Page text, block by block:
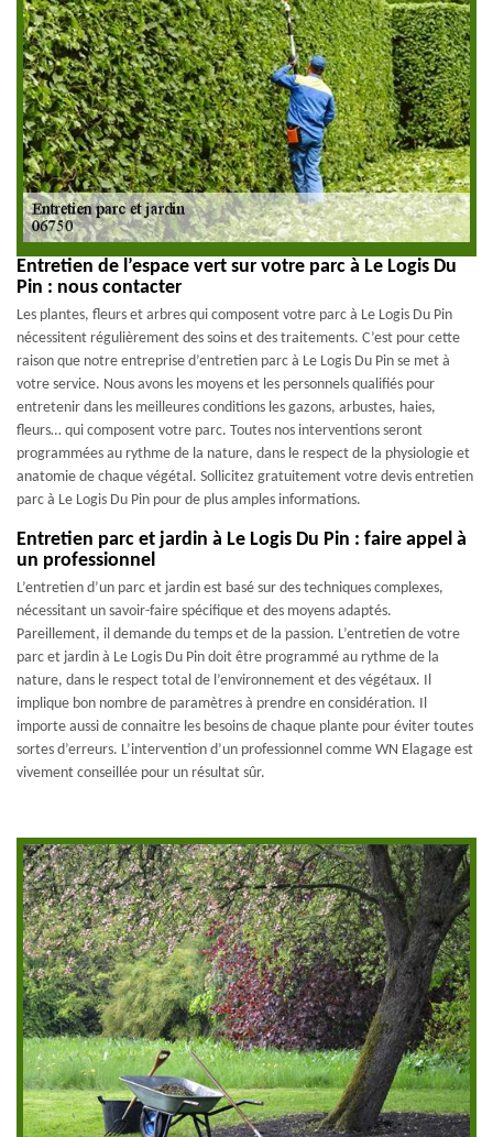
Entretien de l’espace vert sur votre parc à Le Logis Du
Pin : nous contacter
Les plantes, fleurs et arbres qui composent votre parc à Le Logis Du Pin
nécessitent régulièrement des soins et des traitements. C’est pour cette
raison que notre entreprise d’entretien parc à Le Logis Du Pin se met à
votre service. Nous avons les moyens et les personnels qualifiés pour
entretenir dans les meilleures conditions les gazons, arbustes, haies,
fleurs… qui composent votre parc. Toutes nos interventions seront
programmées au rythme de la nature, dans le respect de la physiologie et
anatomie de chaque végétal. Sollicitez gratuitement votre devis entretien
parc à Le Logis Du Pin pour de plus amples informations.
Entretien parc et jardin à Le Logis Du Pin : faire appel à
un professionnel
L’entretien d’un parc et jardin est basé sur des techniques complexes,
nécessitant un savoir-faire spécifique et des moyens adaptés.
Pareillement, il demande du temps et de la passion. L’entretien de votre
parc et jardin à Le Logis Du Pin doit être programmé au rythme de la
nature, dans le respect total de l’environnement et des végétaux. Il
implique bon nombre de paramètres à prendre en considération. Il
importe aussi de connaitre les besoins de chaque plante pour éviter toutes
sortes d’erreurs. L’intervention d’un professionnel comme WN Elagage est
vivement conseillée pour un résultat sûr.